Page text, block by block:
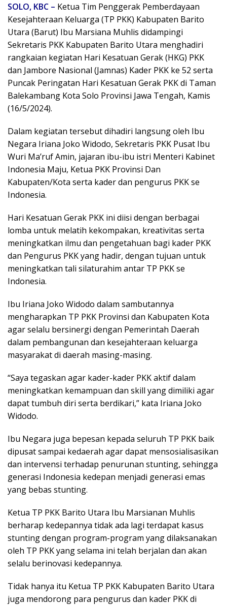
SOLO, KBC – Ketua Tim Penggerak Pemberdayaan
Kesejahteraan Keluarga (TP PKK) Kabupaten Barito
Utara (Barut) Ibu Marsiana Muhlis didampingi
Sekretaris PKK Kabupaten Barito Utara menghadiri
rangkaian kegiatan Hari Kesatuan Gerak (HKG) PKK
dan Jambore Nasional (Jamnas) Kader PKK ke 52 serta
Puncak Peringatan Hari Kesatuan Gerak PKK di Taman
Balekambang Kota Solo Provinsi Jawa Tengah, Kamis
(16/5/2024).
Dalam kegiatan tersebut dihadiri langsung oleh Ibu
Negara Iriana Joko Widodo, Sekretaris PKK Pusat Ibu
Wuri Ma’ruf Amin, jajaran ibu-ibu istri Menteri Kabinet
Indonesia Maju, Ketua PKK Provinsi Dan
Kabupaten/Kota serta kader dan pengurus PKK se
Indonesia.
Hari Kesatuan Gerak PKK ini diisi dengan berbagai
lomba untuk melatih kekompakan, kreativitas serta
meningkatkan ilmu dan pengetahuan bagi kader PKK
dan Pengurus PKK yang hadir, dengan tujuan untuk
meningkatkan tali silaturahim antar TP PKK se
Indonesia.
Ibu Iriana Joko Widodo dalam sambutannya
mengharapkan TP PKK Provinsi dan Kabupaten Kota
agar selalu bersinergi dengan Pemerintah Daerah
dalam pembangunan dan kesejahteraan keluarga
masyarakat di daerah masing-masing.
“Saya tegaskan agar kader-kader PKK aktif dalam
meningkatkan kemampuan dan skill yang dimiliki agar
dapat tumbuh diri serta berdikari,” kata Iriana Joko
Widodo.
Ibu Negara juga bepesan kepada seluruh TP PKK baik
dipusat sampai kedaerah agar dapat mensosialisasikan
dan intervensi terhadap penurunan stunting, sehingga
generasi Indonesia kedepan menjadi generasi emas
yang bebas stunting.
Ketua TP PKK Barito Utara Ibu Marsianan Muhlis
berharap kedepannya tidak ada lagi terdapat kasus
stunting dengan program-program yang dilaksanakan
oleh TP PKK yang selama ini telah berjalan dan akan
selalu berinovasi kedepannya.
Tidak hanya itu Ketua TP PKK Kabupaten Barito Utara
juga mendorong para pengurus dan kader PKK di